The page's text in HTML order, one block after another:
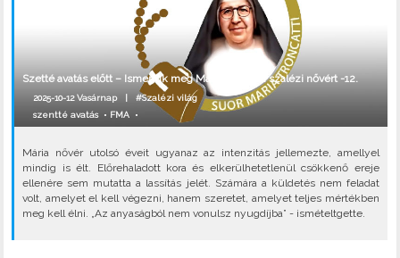
Szetté avatás előtt – Ismerjük meg Maria Troncatti szalézi nővért -12.
2025-10-12 Vasárnap |#Szalézi világ
szentté avatás• FMA •
Mária nővér utolsó éveit ugyanaz az intenzitás jellemezte, amellyel
mindig is élt. Előrehaladott kora és elkerülhetetlenül csökkenő ereje
ellenére sem mutatta a lassítás jelét. Számára a küldetés nem feladat
volt, amelyet el kell végezni, hanem szeretet, amelyet teljes mértékben
meg kell élni. „Az anyaságból nem vonulsz nyugdíjba” - ismételtgette.